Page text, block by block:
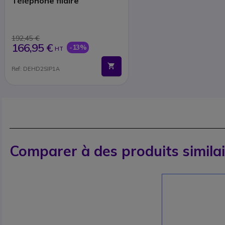
192,45 €
166,95 € HT -13%
Ref: DEHD2SIP1A
Comparer à des produits